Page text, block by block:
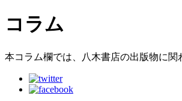
コラム
本コラム欄では、八木書店の出版物に